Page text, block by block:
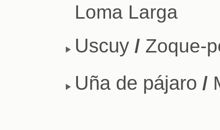
Loma Larga
Uscuy / Zoque-
Uña de pájaro /